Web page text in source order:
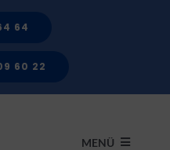
64
60 22
MENÜ